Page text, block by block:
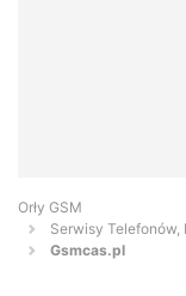
Orły GSM
Serwisy Telefonów,
Gsmcas.pl